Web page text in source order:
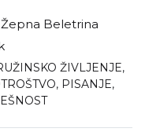
Žepna Beletrina
ŽIVLJENJE,
, PISANJE,